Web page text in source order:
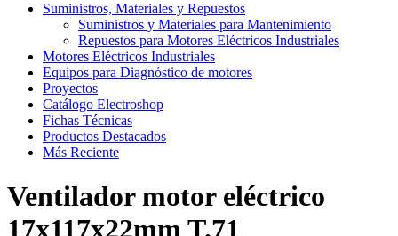
Suministros, Materiales y Repuestos
Suministros y Materiales para Mantenimiento
Repuestos para Motores Eléctricos Industriales
Motores Eléctricos Industriales
Equipos para Diagnóstico de motores
Proyectos
Catálogo Electroshop
Fichas Técnicas
Productos Destacados
Más Reciente
Ventilador motor eléctrico
17x117x22mm T.71